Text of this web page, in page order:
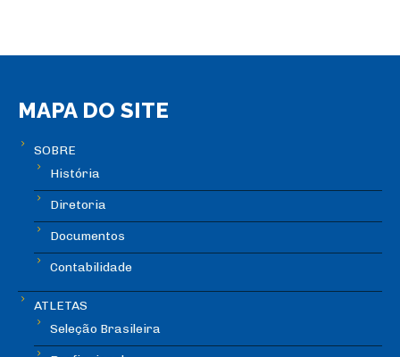
MAPA DO SITE
SOBRE
História
Diretoria
Documentos
Contabilidade
ATLETAS
Seleção Brasileira